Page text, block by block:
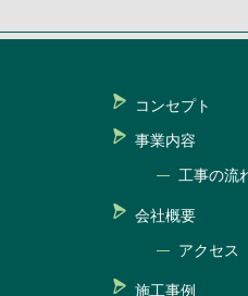
コンセプト
事業内容
工事の流
会社概要
アクセス
施工事例